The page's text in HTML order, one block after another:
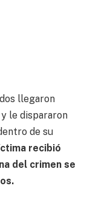
llegaron
le dispararon
de su
recibió
del crimen se